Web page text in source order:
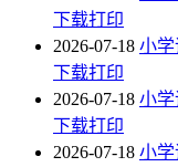
下载打印
2026-07-18 小
下载打印
2026-07-18 小
下载打印
2026-07-18 小学